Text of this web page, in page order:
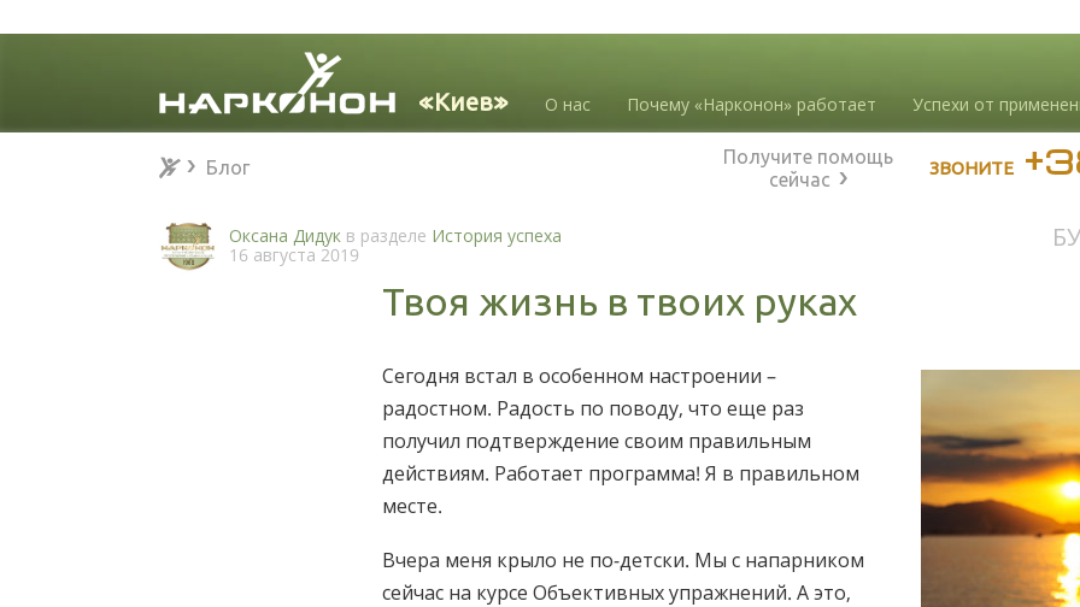
О нас Почему «Нарконон» работает Успехи от
ЗВОНИТЕ
Получите помощь
сейчас
Блог
Оксана Дидук в разделе История успеха
16 августа 2019
Твоя жизнь в твоих руках
Сегодня встал в особенном настроении –
радостном. Радость по поводу, что еще раз
получил подтверждение своим правильным
действиям. Работает программа! Я в правильном
месте.
Вчера меня крыло не по-детски. Мы с напарником
сейчас на курсе Объективных упражнений. А это,
Блог